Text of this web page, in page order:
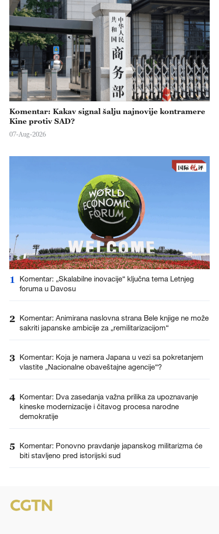
Komentar: Kakav signal šalju najnovije kontramere
Kine protiv SAD?
07-Aug-2026
1
Komentar: „Skalabilne inovacije“ ključna tema Letnjeg
foruma u Davosu
2 Komentar: Animirana naslovna strana Bele knjige ne može
sakriti japanske ambicije za „remilitarizacijom“
3 Komentar: Koja je namera Japana u vezi sa pokretanjem
vlastite „Nacionalne obaveštajne agencije“?
4 Komentar: Dva zasedanja važna prilika za upoznavanje
kineske modernizacije i čitavog procesa narodne
demokratije
5
Komentar: Ponovno pravdanje japanskog militarizma će
biti stavljeno pred istorijski sud